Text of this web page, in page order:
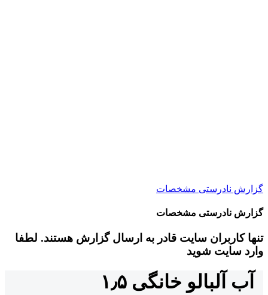
گزارش نادرستی مشخصات
گزارش نادرستی مشخصات
تنها کاربران سایت قادر به ارسال گزارش هستند. لطفا
وارد سایت شوید
آب آلبالو خانگی ۱٫۵